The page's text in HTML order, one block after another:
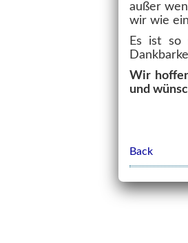
außer
wir wie
Es ist so
Wir
und
Back